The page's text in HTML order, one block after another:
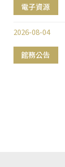
電子資源
館務公告
2026-08-04